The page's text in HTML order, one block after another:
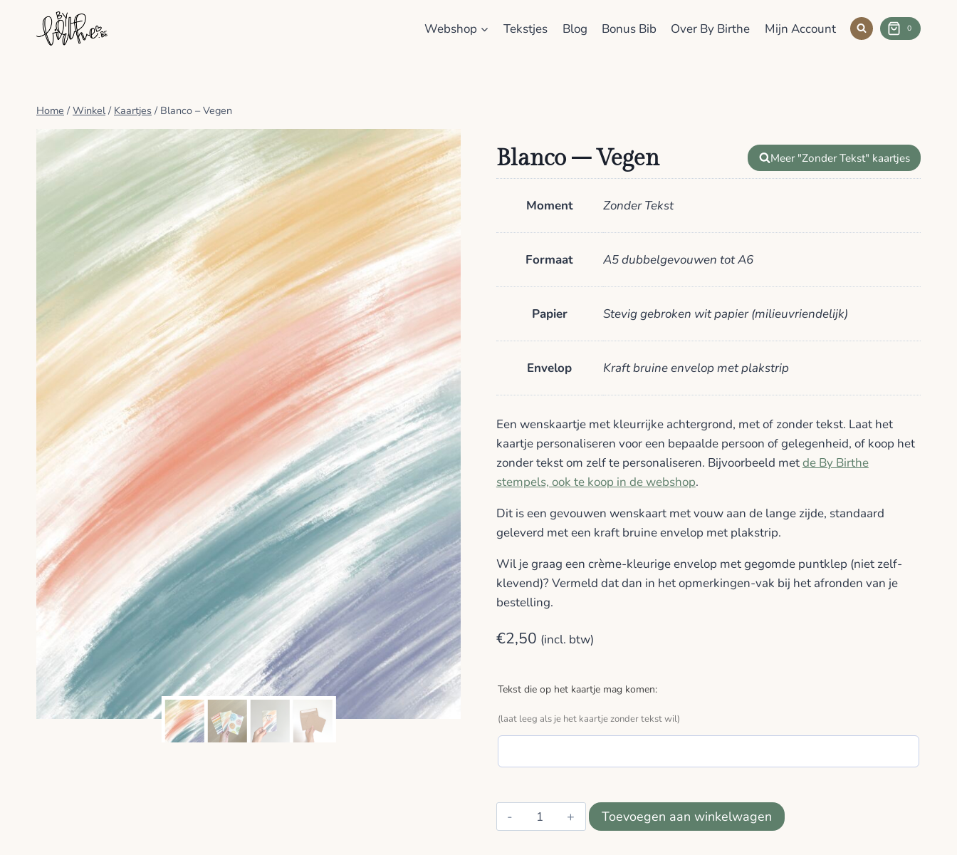
Webshop Tekstjes Blog Bonus Bib Over By Birthe Mijn Account 0
Home / Winkel / Kaartjes / Blanco – Vegen
Meer "Zonder Tekst" kaartjes
Blanco – Vegen
Moment Zonder Tekst
Formaat A5 dubbelgevouwen tot A6
Papier Stevig gebroken wit papier (milieuvriendelijk)
Envelop Kraft bruine envelop met plakstrip
Een wenskaartje met kleurrijke achtergrond, met of zonder tekst. Laat het
kaartje personaliseren voor een bepaalde persoon of gelegenheid, of koop het
zonder tekst om zelf te personaliseren. Bijvoorbeeld metde By Birthe
stempels, ook te koop in de webshop.
Dit is een gevouwen wenskaart met vouw aan de lange zijde, standaard
geleverd met een kraft bruine envelop met plakstrip.
Wil je graag een crème-kleurige envelop met gegomde puntklep (niet zelf-
klevend)? Vermeld dat dan in het opmerkingen-vak bij het afronden van je
bestelling.
€2,50 (incl. btw)
Tekst die op het kaartje mag komen:
(laat leeg als je het kaartje zonder tekst wil)
Blanco
-
Toevoegen aan winkelwagen